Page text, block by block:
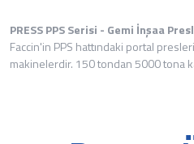
PRESS PPS Serisi - Gemi İnşaa
Faccin'in PPS hattındaki portal
makinelerdir. 150 tondan 5000 tona